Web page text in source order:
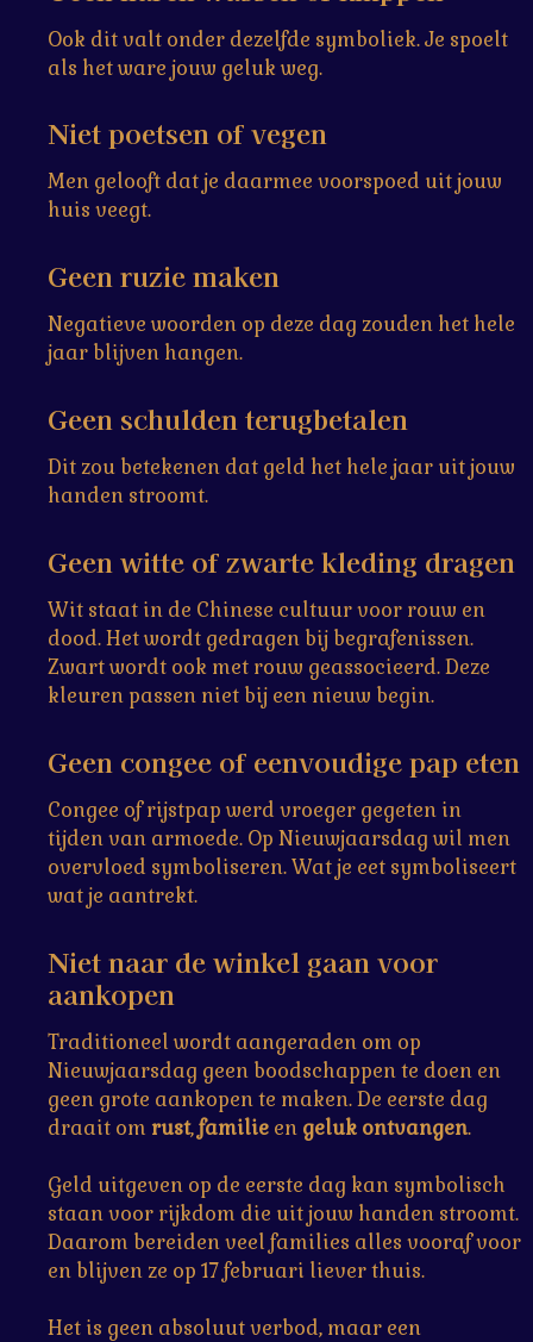
Ook dit valt onder dezelfde symboliek. Je spoelt
als het ware jouw geluk weg.
Niet poetsen of vegen
Men gelooft dat je daarmee voorspoed uit jouw
huis veegt.
Geen ruzie maken
Negatieve woorden op deze dag zouden het hele
jaar blijven hangen.
Geen schulden terugbetalen
Dit zou betekenen dat geld het hele jaar uit jouw
handen stroomt.
Geen witte of zwarte kleding dragen
Wit staat in de Chinese cultuur voor rouw en
dood. Het wordt gedragen bij begrafenissen.
Zwart wordt ook met rouw geassocieerd. Deze
kleuren passen niet bij een nieuw begin.
Geen congee of eenvoudige pap eten
Congee of rijstpap werd vroeger gegeten in
tijden van armoede. Op Nieuwjaarsdag wil men
overvloed symboliseren. Wat je eet symboliseert
wat je aantrekt.
Niet naar de winkel gaan voor
aankopen
Traditioneel wordt aangeraden om op
Nieuwjaarsdag geen boodschappen te doen en
geen grote aankopen te maken. De eerste dag
draait om rust,familie en geluk ontvangen.
Geld uitgeven op de eerste dag kan symbolisch
staan voor rijkdom die uit jouw handen stroomt.
Daarom bereiden veel families alles vooraf voor
en blijven ze op 17 februari liever thuis.
Het is geen absoluut verbod, maar een